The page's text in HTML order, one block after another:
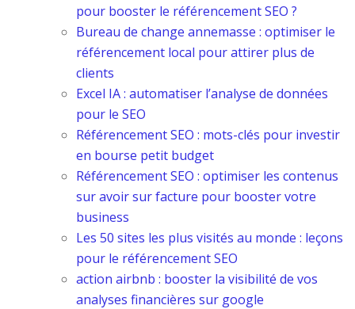
pour booster le référencement SEO ?
Bureau de change annemasse : optimiser le
référencement local pour attirer plus de
clients
Excel IA : automatiser l’analyse de données
pour le SEO
Référencement SEO : mots-clés pour investir
en bourse petit budget
Référencement SEO : optimiser les contenus
sur avoir sur facture pour booster votre
business
Les 50 sites les plus visités au monde : leçons
pour le référencement SEO
action airbnb : booster la visibilité de vos
analyses financières sur google